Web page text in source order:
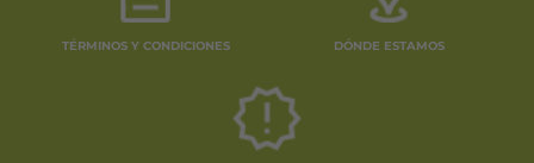
TÉRMINOS Y CONDICIONES DÓNDE ESTAMOS